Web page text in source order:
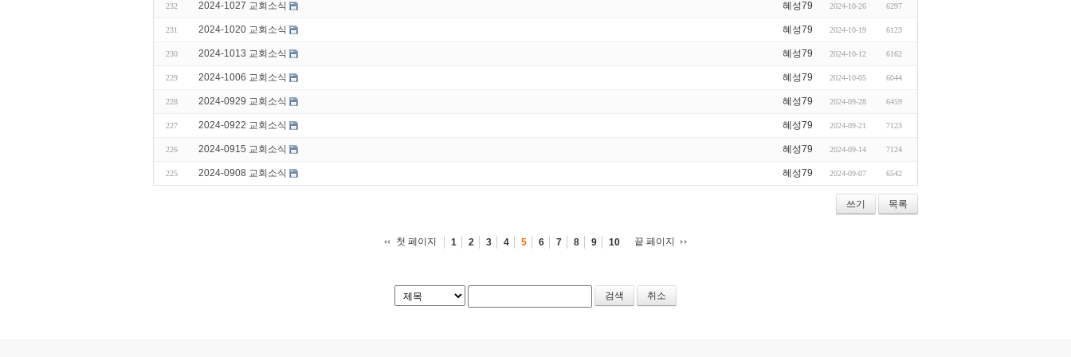
232 2024-1027 교회소식 혜성79 2024-10-26 6297
231 2024-1020 교회소식 혜성79 2024-10-19 6123
230 2024-1013 교회소식 혜성79 2024-10-12 6162
229 2024-1006 교회소식 혜성79 2024-10-05 6044
228 2024-0929 교회소식 혜성79 2024-09-28 6459
227 2024-0922 교회소식 혜성79 2024-09-21 7123
226 2024-0915 교회소식 혜성79 2024-09-14 7124
225 2024-0908 교회소식 혜성79 2024-09-07 6542
쓰기 목록
첫 페이지 1 2 3 4 5 6 7 8 9 10 끝 페이지
취소